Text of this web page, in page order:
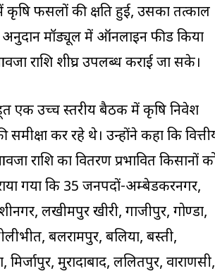
कृषि फसलों की क्षति हुई, उसका तत्काल
अनुदान मॉड्यूल में ऑनलाइन फीड किया
राशि शीघ्र उपलब्ध कराई जा सके।
एक उच्च स्तरीय बैठक में कृषि निवेश
कर रहे थे। उन्होंने कहा कि
राशि का वितरण प्रभावित किसानों
गया कि 35 जनपदों-अम्बेडकरनगर,
लखीमपुर खीरी, गाजीपुर, गोण्डा,
बलरामपुर, बलिया, बस्ती,
मुरादाबाद, ललितपुर, वाराणसी,